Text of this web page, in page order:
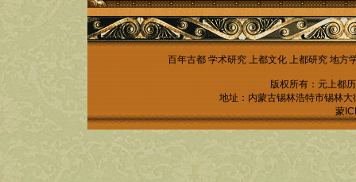
百年古都 学术研究 上都文化 上都研究 地方
版权所有：元上都
地址：内蒙古锡林浩特市锡林
蒙